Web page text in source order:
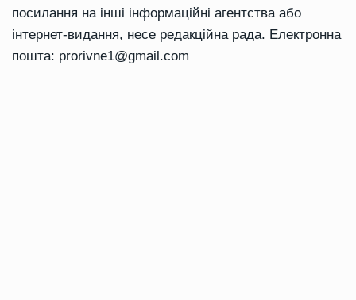
посилання на інші інформаційні агентства або
інтернет-видання, несе редакційна рада. Електронна
пошта: prorivne1@gmail.com